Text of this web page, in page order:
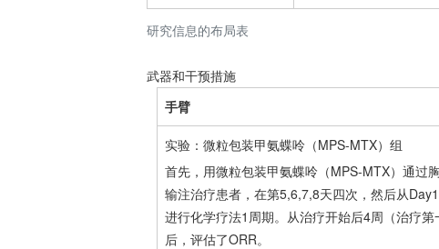
研究信息的布局表
武器和干预措施
手臂
实验：微粒包装甲氨蝶呤（MPS-MTX）组
首先，用微粒包装甲氨蝶呤（MPS-MTX）通过
输注治疗患者，在第5,6,7,8天四次，然后从
进行化学疗法1周期。从治疗开始后4周（治疗第
后，评估了ORR。